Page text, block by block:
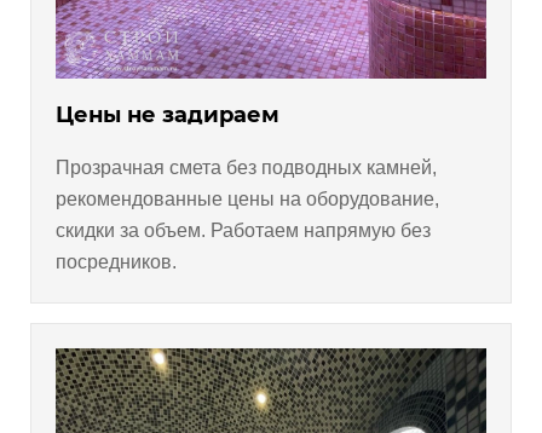
Цены не задираем
Прозрачная смета без подводных камней,
рекомендованные цены на оборудование,
скидки за объем. Работаем напрямую без
посредников.